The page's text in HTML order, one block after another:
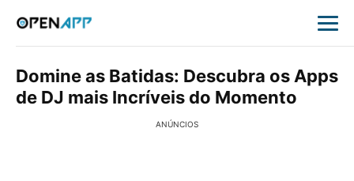
Domine as Batidas: Descubra os Apps
de DJ mais Incríveis do Momento
ANÚNCIOS